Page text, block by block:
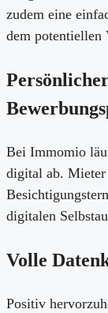
zudem eine
dem potentiellen
Bei Immomio
digital ab.
digitalen
Volle
Positiv